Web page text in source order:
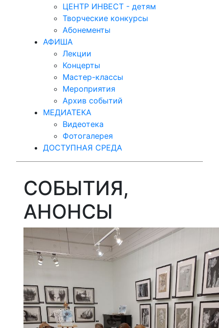
ЦЕНТР ИНВЕСТ - детям
Творческие конкурсы
Абонементы
АФИША
Лекции
Концерты
Мастер-классы
Мероприятия
Архив событий
МЕДИАТЕКА
Видеотека
Фотогалерея
ДОСТУПНАЯ СРЕДА
СОБЫТИЯ,
АНОНСЫ